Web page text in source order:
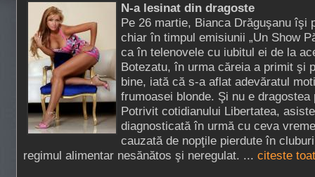
N-a lesinat din dragoste
Pe 26 martie, Bianca Drăguşanu îşi
chiar în timpul emisiunii „Un Show
ca în telenovele cu iubitul ei de la
Botezatu, în urma căreia a primit şi
bine, iată că s-a aflat adevăratul
frumoasei blonde. Şi nu e dragostea
Potrivit cotidianului Libertatea,
diagnosticată în urmă cu ceva
cauzată de nopţile pierdute în
regimul alimentar nesănătos şi neregulat. ... citeste